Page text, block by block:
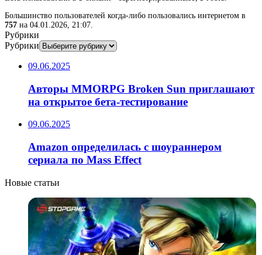
Большинство пользователей когда-либо пользовались интернетом в
757 на 04.01.2026, 21:07.
Рубрики
Рубрики
09.06.2025
Авторы MMORPG Broken Sun приглашают
на открытое бета-тестирование
09.06.2025
Amazon определилась с шоураннером
сериала по Mass Effect
Новые статьи